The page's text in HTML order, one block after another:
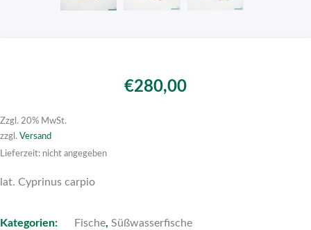
€280,00
Zzgl. 20% MwSt.
zzgl. Versand
Lieferzeit: nicht angegeben
lat. Cyprinus carpio
Kategorien: Fische, Süßwasserfische